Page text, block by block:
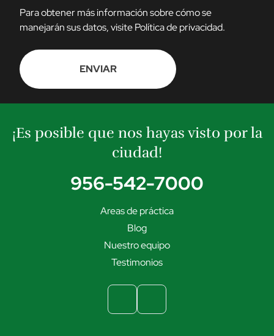
N
S
T
I
R
Para obtener más información sobre cómo se
manejarán sus datos, visitePolítica de privacidad.
¡Es posible que nos hayas visto por la
ciudad!
956-542-7000
Areas de práctica
Blog
Nuestro equipo
Testimonios